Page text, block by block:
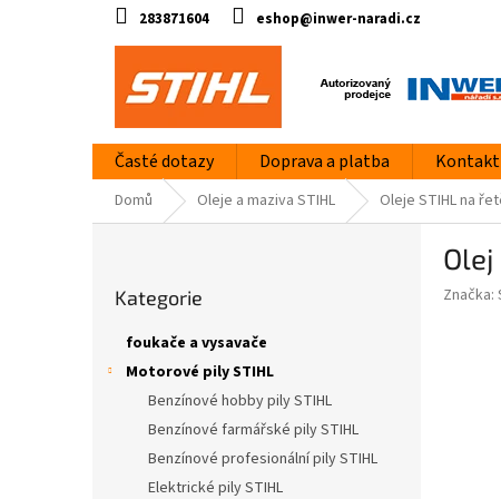
283871604 eshop@inwer-naradi.cz
Časté dotazy Doprava a platba Kontakt
Domů Oleje a maziva STIHL Oleje STIHL na
kategorie
Kategorie
foukače a vysavače
Motorové pily STIHL
Benzínové hobby pily STIHL
Benzínové farmářské pily STIHL
Benzínové profesionální pily STIHL
Elektrické pily STIHL
Značka: